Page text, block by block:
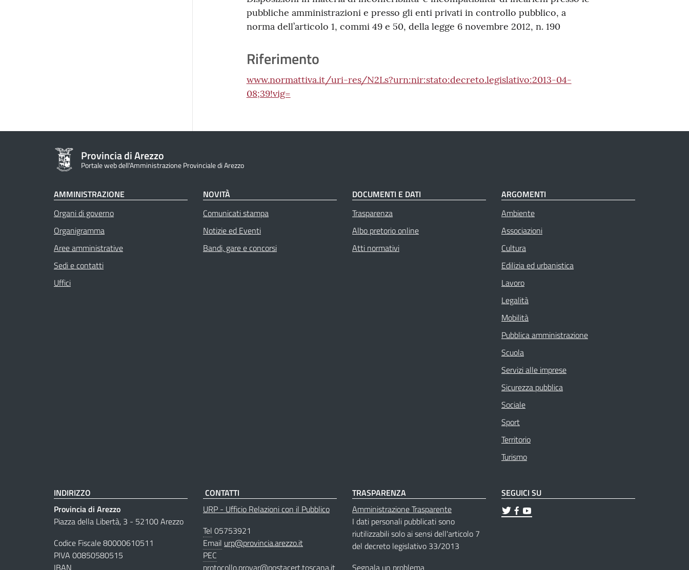
pubbliche amministrazioni e presso gli enti privati in controllo pubblico, a
norma dell’articolo 1, commi 49 e 50, della legge 6 novembre 2012, n. 190
Riferimento
www.normattiva.it/uri-res/N2Ls?urn:nir:stato:decreto.legislativo:2013-04-
08;39!vig=
Provincia di Arezzo
Portale web dell'Amministrazione Provinciale di Arezzo
AMMINISTRAZIONE
Organi di governo
Organigramma
Aree amministrative
Sedi e contatti
Uffici
NOVITÀ
Comunicati stampa
Notizie ed Eventi
Bandi, gare e concorsi
DOCUMENTI E DATI
Trasparenza
Albo pretorio online
Atti normativi
ARGOMENTI
Ambiente
Associazioni
Cultura
Edilizia ed urbanistica
Lavoro
Legalità
Mobilità
Pubblica amministrazione
Scuola
Servizi alle imprese
Sicurezza pubblica
Sociale
Sport
Territorio
Turismo
INDIRIZZO
Provincia di Arezzo
Piazza della Libertà, 3 - 52100 Arezzo
Codice Fiscale 80000610511
PIVA 00850580515
IBAN
CONTATTI
URP - Ufficio Relazioni con il Pubblico
Tel 05753921
Email urp@provincia.arezzo.it
PEC
protocollo.provar@postacert.toscana.it
TRASPARENZA
Amministrazione Trasparente
I dati personali pubblicati sono
riutilizzabili solo ai sensi dell'articolo 7
del decreto legislativo 33/2013
Segnala un problema
SEGUICI SU